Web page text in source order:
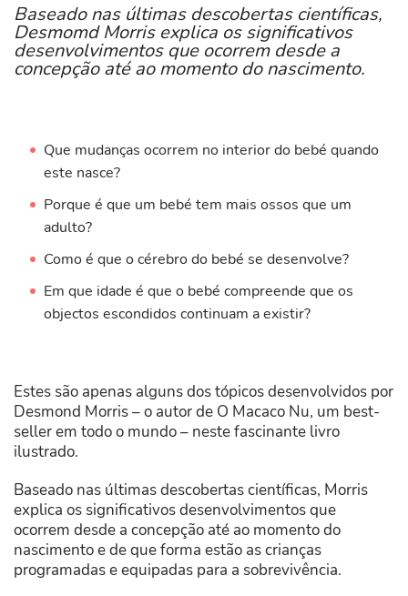
Baseado nas últimas descobertas científicas,
Desmomd Morris explica os significativos
desenvolvimentos que ocorrem desde a
concepção até ao momento do nascimento.
Que mudanças ocorrem no interior do bebé quando
este nasce?
Porque é que um bebé tem mais ossos que um
adulto?
Como é que o cérebro do bebé se desenvolve?
Em que idade é que o bebé compreende que os
objectos escondidos continuam a existir?
Estes são apenas alguns dos tópicos desenvolvidos por
Desmond Morris – o autor de O Macaco Nu, um best-
seller em todo o mundo – neste fascinante livro
ilustrado.
Baseado nas últimas descobertas científicas, Morris
explica os significativos desenvolvimentos que
ocorrem desde a concepção até ao momento do
nascimento e de que forma estão as crianças
programadas e equipadas para a sobrevivência.